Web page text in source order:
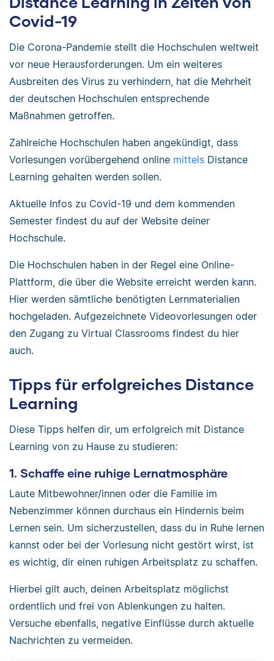
Covid-19
Die Corona-Pandemie stellt die Hochschulen weltweit
vor neue Herausforderungen. Um ein weiteres
Ausbreiten des Virus zu verhindern, hat die Mehrheit
der deutschen Hochschulen entsprechende
Maßnahmen getroffen.
Zahlreiche Hochschulen haben angekündigt, dass
Vorlesungen vorübergehend online mittels Distance
Learning gehalten werden sollen.
Aktuelle Infos zu Covid-19 und dem kommenden
Semester findest du auf der Website deiner
Hochschule.
Die Hochschulen haben in der Regel eine Online-
Plattform, die über die Website erreicht werden kann.
Hier werden sämtliche benötigten Lernmaterialien
hochgeladen. Aufgezeichnete Videovorlesungen oder
den Zugang zu Virtual Classrooms findest du hier
auch.
Tipps für erfolgreiches Distance
Learning
Diese Tipps helfen dir, um erfolgreich mit Distance
Learning von zu Hause zu studieren:
1. Schaffe eine ruhige Lernatmosphäre
Laute Mitbewohner/innen oder die Familie im
Nebenzimmer können durchaus ein Hindernis beim
Lernen sein. Um sicherzustellen, dass du in Ruhe lernen
kannst oder bei der Vorlesung nicht gestört wirst, ist
es wichtig, dir einen ruhigen Arbeitsplatz zu schaffen.
Hierbei gilt auch, deinen Arbeitsplatz möglichst
ordentlich und frei von Ablenkungen zu halten.
Versuche ebenfalls, negative Einflüsse durch aktuelle
Nachrichten zu vermeiden.